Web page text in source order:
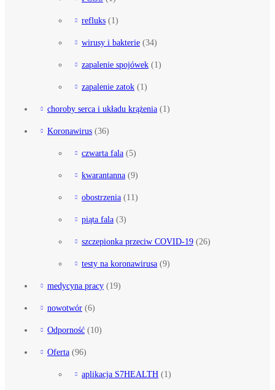
refluks (1)
wirusy i bakterie (34)
zapalenie spojówek (1)
zapalenie zatok (1)
choroby serca i układu krążenia (1)
Koronawirus (36)
czwarta fala (5)
kwarantanna (9)
obostrzenia (11)
piąta fala (3)
szczepionka przeciw COVID-19 (26)
testy na koronawirusa (9)
medycyna pracy (19)
nowotwór (6)
Odporność (10)
Oferta (96)
aplikacja S7HEALTH (1)